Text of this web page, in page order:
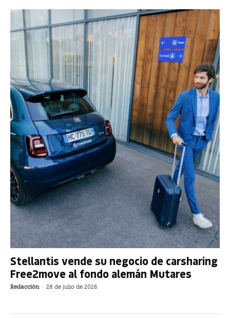
Stellantis vende su negocio de carsharing
Free2move al fondo alemán Mutares
Redacción - 28 de julio de 2026